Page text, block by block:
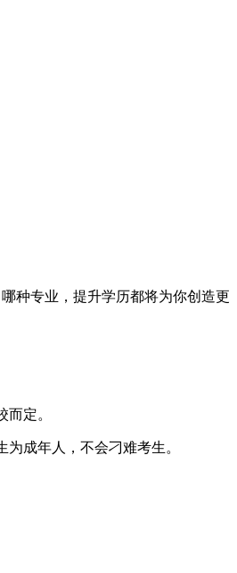
种专业，提升学历都将为你创造更
定。
成年人，不会刁难考生。